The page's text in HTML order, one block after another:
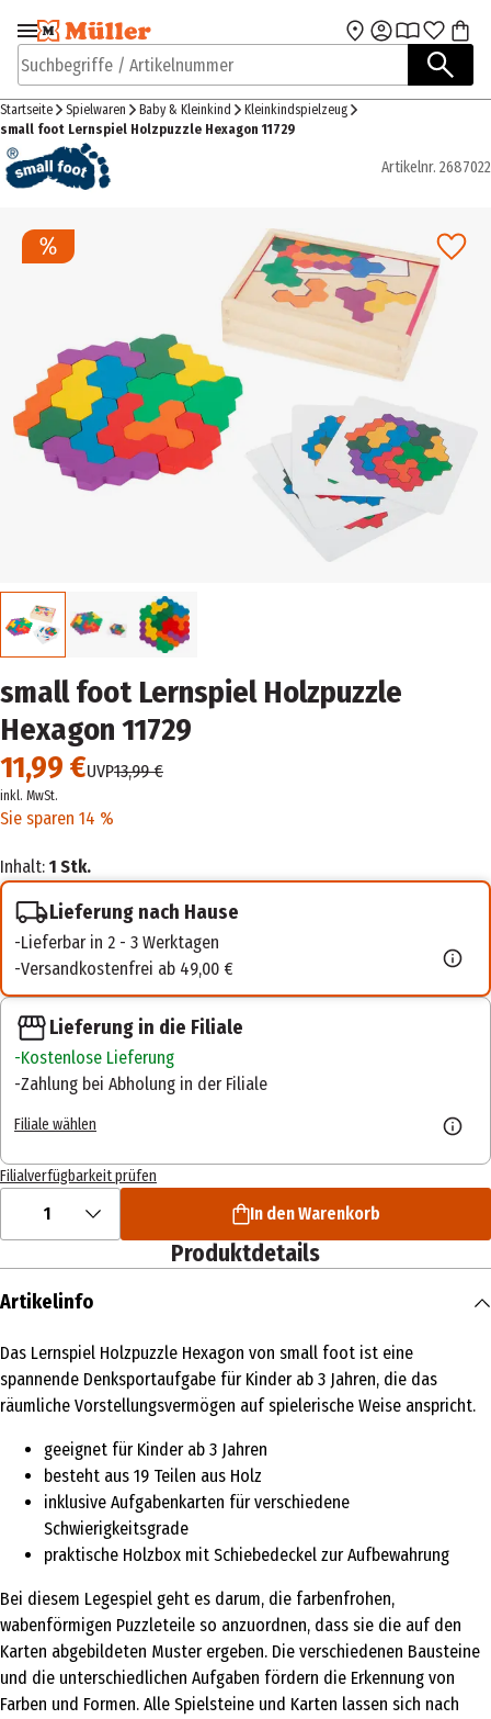
Zur Navigation
springen
Zum Hauptinhalt
Suchbegriffe / Artikelnummer
Startseite Spielwaren Baby & Kleinkind
Kleinkindspielzeug
small foot Lernspiel Holzpuzzle Hexagon 11729
Artikelnr. 2687022
small foot Lernspiel Holzpuzzle
Hexagon 11729
11,99 €UVP13,99 €
inkl. MwSt.
Sie sparen 14 %
Inhalt: 1 Stk.
Lieferung nach Hause
Lieferbar in 2 - 3 Werktagen
Versandkostenfrei ab 49,00 €
Lieferung in die Filiale
Kostenlose Lieferung
Zahlung bei Abholung in der Filiale
Filiale wählen
Filialverfügbarkeit prüfen
1 In den Warenkorb
Produktdetails
Artikelinfo
Das Lernspiel Holzpuzzle Hexagon von small foot ist eine
spannende Denksportaufgabe für Kinder ab 3 Jahren, die das
räumliche Vorstellungsvermögen auf spielerische Weise anspricht.
geeignet für Kinder ab 3 Jahren
besteht aus 19 Teilen aus Holz
inklusive Aufgabenkarten für verschiedene
Schwierigkeitsgrade
praktische Holzbox mit Schiebedeckel zur Aufbewahrung
Bei diesem Legespiel geht es darum, die farbenfrohen,
wabenförmigen Puzzleteile so anzuordnen, dass sie die auf den
Karten abgebildeten Muster ergeben. Die verschiedenen Bausteine
und die unterschiedlichen Aufgaben fördern die Erkennung von
Farben und Formen. Alle Spielsteine und Karten lassen sich nach